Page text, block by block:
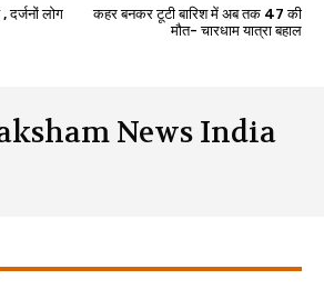
दर्जनों लोग
कहर बनकर टूटी बारिश में अब तक 47 की
मौत- चारधाम यात्रा बहाल
News India